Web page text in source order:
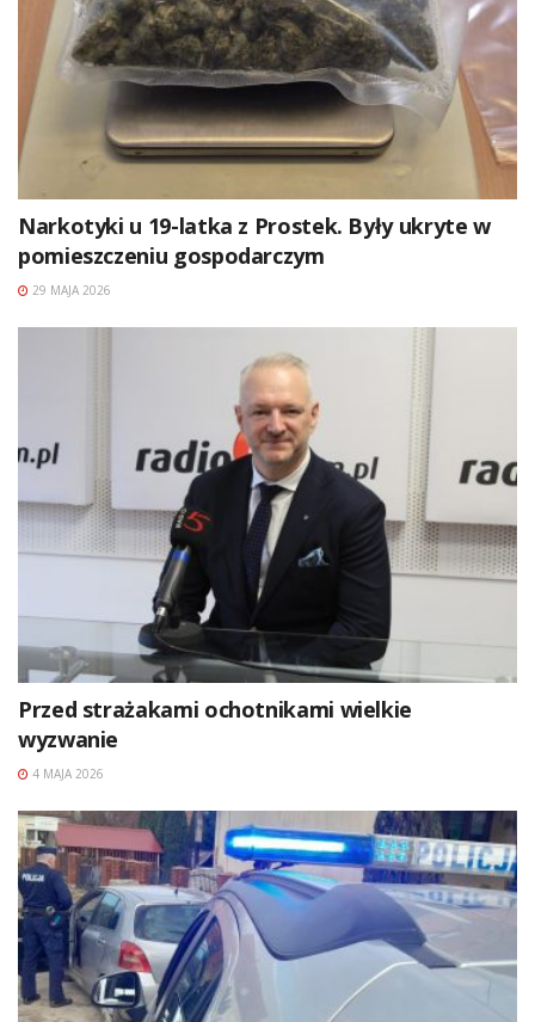
Narkotyki u 19-latka z Prostek. Były ukryte w
pomieszczeniu gospodarczym
29 MAJA 2026
Przed strażakami ochotnikami wielkie
wyzwanie
4 MAJA 2026